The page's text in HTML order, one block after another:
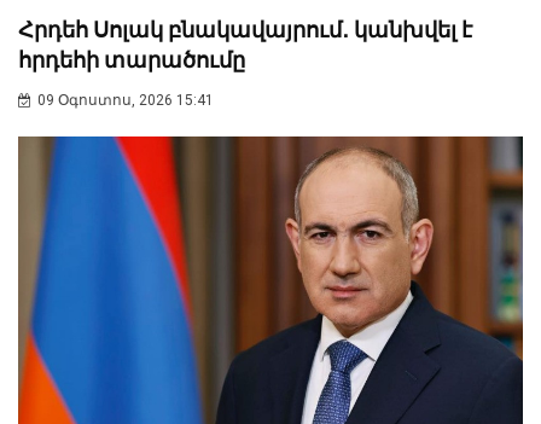
Հրդեհ Սոլակ բնակավայրում․ կանխվել է
հրդեհի տարածումը
09 Օգոստոս, 2026 15:41